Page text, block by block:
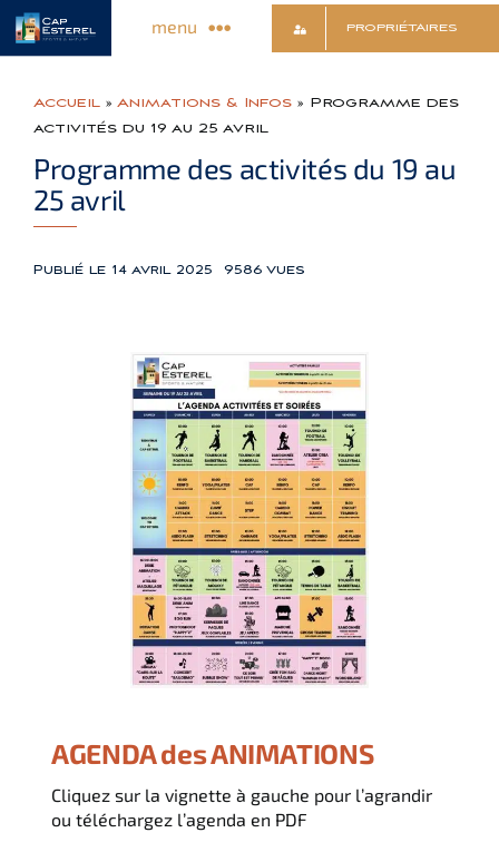
Passer
au
menu
Commerces & Services
Animations & Infos
Culture & Loisirs
PROPRIÉTAIRES
Accueil» Animations & Infos» Programme des
activités du 19 au 25 avril
Programme des activités du 19 au
25 avril
Publié le 14 avril 2025 9586 vues
AGENDA des ANIMATIONS
Cliquez sur la vignette à gauche pour l’agrandir
ou téléchargez l’agenda en PDF